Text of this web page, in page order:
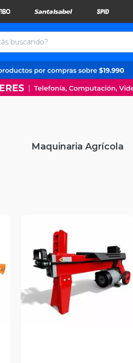
Maquinaria Agrícola
Vista Previa